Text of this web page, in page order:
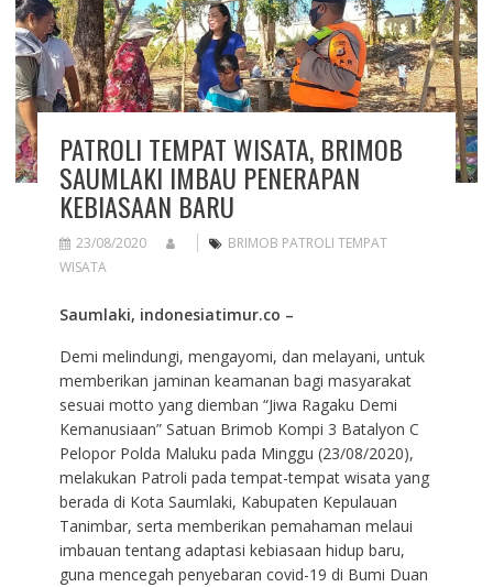
PATROLI TEMPAT WISATA, BRIMOB
SAUMLAKI IMBAU PENERAPAN
KEBIASAAN BARU
23/08/2020
BRIMOB PATROLI TEMPAT
WISATA
Saumlaki, indonesiatimur.co –
Demi melindungi, mengayomi, dan melayani, untuk
memberikan jaminan keamanan bagi masyarakat
sesuai motto yang diemban “Jiwa Ragaku Demi
Kemanusiaan” Satuan Brimob Kompi 3 Batalyon C
Pelopor Polda Maluku pada Minggu (23/08/2020),
melakukan Patroli pada tempat-tempat wisata yang
berada di Kota Saumlaki, Kabupaten Kepulauan
Tanimbar, serta memberikan pemahaman melaui
imbauan tentang adaptasi kebiasaan hidup baru,
guna mencegah penyebaran covid-19 di Bumi Duan